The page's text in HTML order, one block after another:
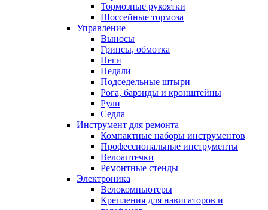
Тормозные рукоятки
Шоссейные тормоза
Управление
Выносы
Грипсы, обмотка
Пеги
Педали
Подседельные штыри
Рога, барэнды и кронштейны
Рули
Седла
Инструмент для ремонта
Компактные наборы инструментов
Профессиональные инструменты
Велоаптечки
Ремонтные стенды
Электроника
Велокомпьютеры
Крепления для навигаторов и